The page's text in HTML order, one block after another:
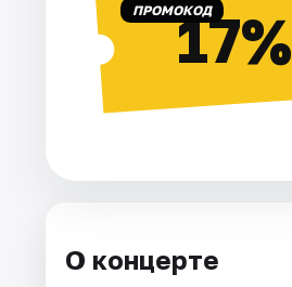
Рейтинги
ПРОМОКОД17%
О концерте